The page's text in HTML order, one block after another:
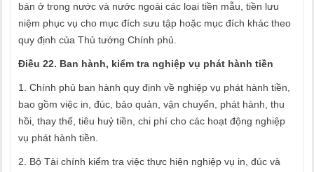
bán ở trong nước và nước ngoài các loại tiền mẫu, tiền lưu
niệm phục vụ cho mục đích sưu tập hoặc mục đích khác theo
quy định của Thủ tướng Chính phủ.
Điều 22. Ban hành, kiểm tra nghiệp vụ phát hành tiền
1. Chính phủ ban hành quy định về nghiệp vụ phát hành tiền,
bao gồm việc in, đúc, bảo quản, vận chuyển, phát hành, thu
hồi, thay thế, tiêu huỷ tiền, chi phí cho các hoạt động nghiệp
vụ phát hành tiền.
2. Bộ Tài chính kiểm tra việc thực hiện nghiệp vụ in, đúc và